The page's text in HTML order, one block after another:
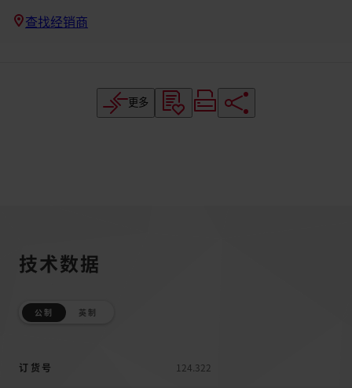
查找经销商
更多
技术数据
公制 英制
订货号 124.322